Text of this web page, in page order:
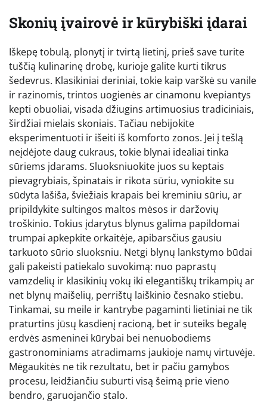
Skonių įvairovė ir kūrybiški įdarai
Iškepę tobulą, plonytį ir tvirtą lietinį, prieš save turite
tuščią kulinarinę drobę, kurioje galite kurti tikrus
šedevrus. Klasikiniai deriniai, tokie kaip varškė su vanile
ir razinomis, trintos uogienės ar cinamonu kvepiantys
kepti obuoliai, visada džiugins artimuosius tradiciniais,
širdžiai mielais skoniais. Tačiau nebijokite
eksperimentuoti ir išeiti iš komforto zonos. Jei į tešlą
neįdėjote daug cukraus, tokie blynai idealiai tinka
sūriems įdarams. Sluoksniuokite juos su keptais
pievagrybiais, špinatais ir rikota sūriu, vyniokite su
sūdyta lašiša, šviežiais krapais bei kreminiu sūriu, ar
pripildykite sultingos maltos mėsos ir daržovių
troškinio. Tokius įdarytus blynus galima papildomai
trumpai apkepkite orkaitėje, apibarsčius gausiu
tarkuoto sūrio sluoksniu. Netgi blynų lankstymo būdai
gali pakeisti patiekalo suvokimą: nuo paprastų
vamzdelių ir klasikinių vokų iki elegantiškų trikampių ar
net blynų maišelių, perrištų laiškinio česnako stiebu.
Tinkamai, su meile ir kantrybe pagaminti lietiniai ne tik
praturtins jūsų kasdienį racioną, bet ir suteiks begalę
erdvės asmeninei kūrybai bei nenuobodiems
gastronominiams atradimams jaukioje namų virtuvėje.
Mėgaukitės ne tik rezultatu, bet ir pačiu gamybos
procesu, leidžiančiu suburti visą šeimą prie vieno
bendro, garuojančio stalo.